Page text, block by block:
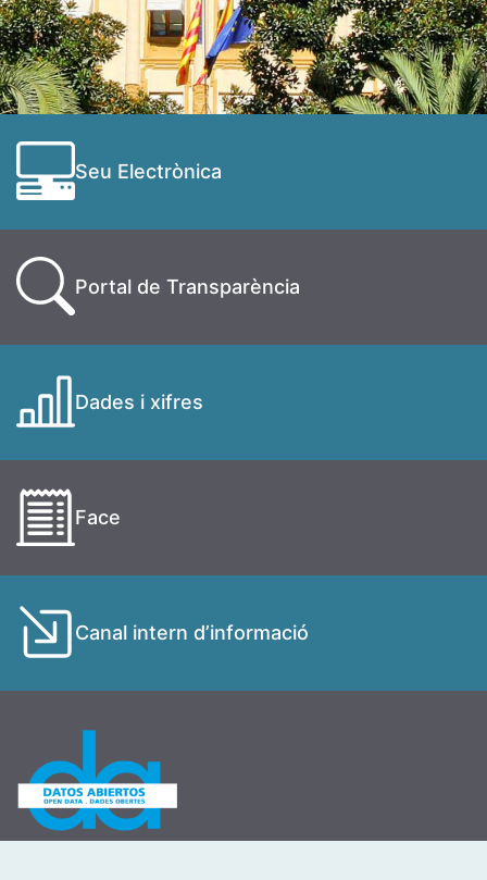
Seu Electrònica
Portal de Transparència
Dades i xifres
Face
Canal intern d’informació